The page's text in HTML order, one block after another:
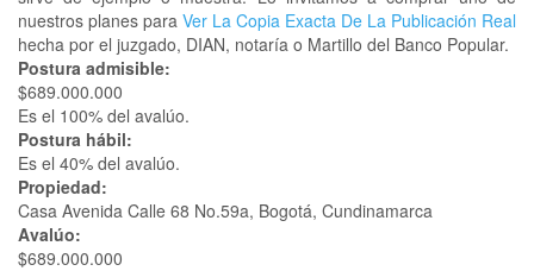
nuestros planes para Ver La Copia Exacta De La Publicación Real
hecha por el juzgado, DIAN, notaría o Martillo del Banco Popular.
Postura admisible:
$689.000.000
Es el 100% del avalúo.
Postura hábil:
Es el 40% del avalúo.
Propiedad:
Casa Avenida Calle 68 No.59a, Bogotá, Cundinamarca
Avalúo:
$689.000.000